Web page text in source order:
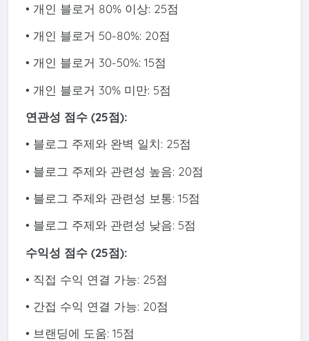
• 개인 블로거 80% 이상: 25점
• 개인 블로거 50-80%: 20점
• 개인 블로거 30-50%: 15점
• 개인 블로거 30% 미만: 5점
연관성 점수 (25점):
• 블로그 주제와 완벽 일치: 25점
• 블로그 주제와 관련성 높음: 20점
• 블로그 주제와 관련성 보통: 15점
• 블로그 주제와 관련성 낮음: 5점
수익성 점수 (25점):
• 직접 수익 연결 가능: 25점
• 간접 수익 연결 가능: 20점
• 브랜딩에 도움: 15점